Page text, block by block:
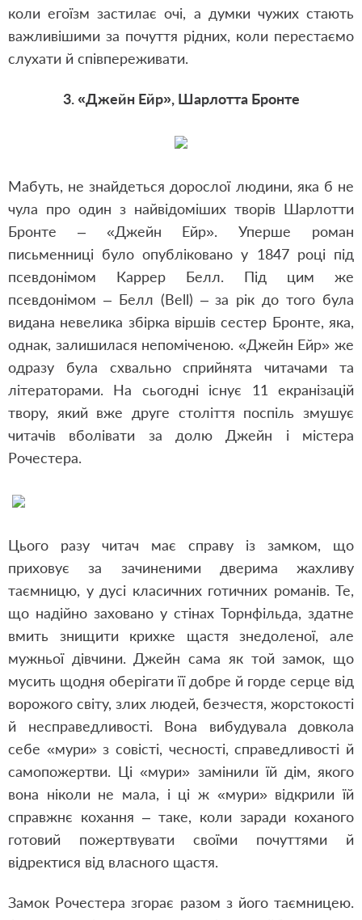
коли егоїзм застилає очі, а думки чужих стають
важливішими за почуття рідних, коли перестаємо
слухати й співпереживати.
3. «Джейн Ейр», Шарлотта Бронте
Мабуть, не знайдеться дорослої людини, яка б не
чула про один з найвідоміших творів Шарлотти
Бронте – «Джейн Ейр». Уперше роман
письменниці було опубліковано у 1847 році під
псевдонімом Каррер Белл. Під цим же
псевдонімом – Белл (Bell) – за рік до того була
видана невелика збірка віршів сестер Бронте, яка,
однак, залишилася непоміченою. «Джейн Ейр» же
одразу була схвально сприйнята читачами та
літераторами. На сьогодні існує 11 екранізацій
твору, який вже друге століття поспіль змушує
читачів вболівати за долю Джейн і містера
Рочестера.
Цього разу читач має справу із замком, що
приховує за зачиненими дверима жахливу
таємницю, у дусі класичних готичних романів. Те,
що надійно заховано у стінах Торнфільда, здатне
вмить знищити крихке щастя знедоленої, але
мужньої дівчини. Джейн сама як той замок, що
мусить щодня оберігати її добре й горде серце від
ворожого світу, злих людей, безчестя, жорстокості
й несправедливості. Вона вибудувала довкола
себе «мури» з совісті, чесності, справедливості й
самопожертви. Ці «мури» замінили їй дім, якого
вона ніколи не мала, і ці ж «мури» відкрили їй
справжнє кохання – таке, коли заради коханого
готовий пожертвувати своїми почуттями й
відректися від власного щастя.
Замок Рочестера згорає разом з його таємницею.